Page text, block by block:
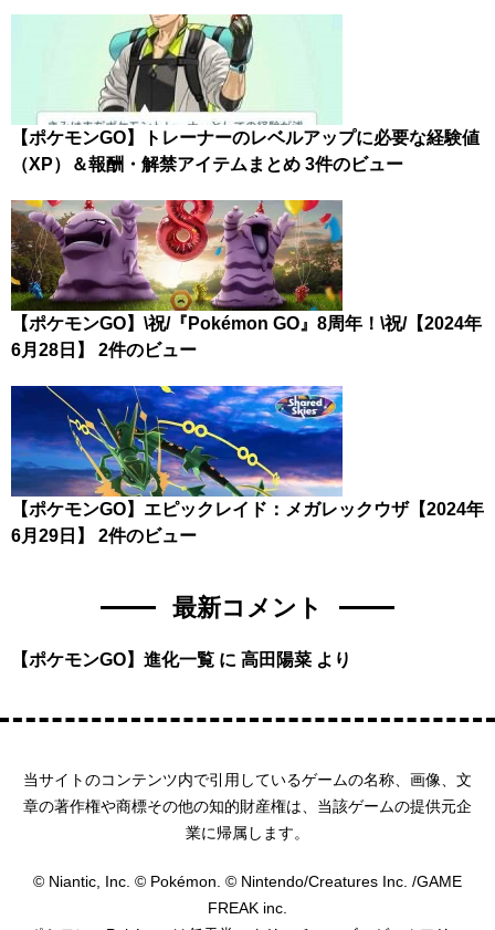
【ポケモンGO】トレーナーのレベルアップに必要な経験値
（XP）＆報酬・解禁アイテムまとめ 3件のビュー
【ポケモンGO】\祝/『Pokémon GO』8周年！\祝/【2024年
6月28日】
2件のビュー
【ポケモンGO】エピックレイド：メガレックウザ【2024年
6月29日】
2件のビュー
最新コメント
【ポケモンGO】進化一覧 に 高田陽菜 より
当サイトのコンテンツ内で引用しているゲームの名称、画像、文
章の著作権や商標その他の知的財産権は、当該ゲームの提供元企
業に帰属します。
© Niantic, Inc. © Pokémon. © Nintendo/Creatures Inc. /GAME
FREAK inc.